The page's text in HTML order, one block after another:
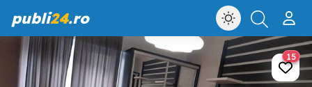
publi24.ro
15